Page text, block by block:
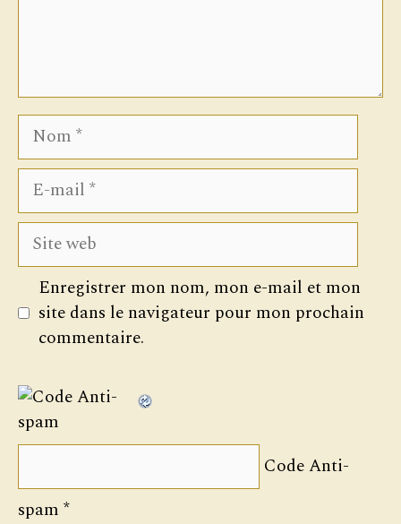
Nom
E-
mail
Site
web
Enregistrer mon nom, mon e-mail et mon
site dans le navigateur pour mon prochain
commentaire.
Code Anti-
spam *